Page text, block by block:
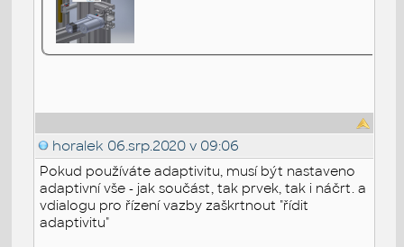
horalek 06.srp.2020 v 09:06
Pokud používáte adaptivitu, musí být nastaveno
adaptivní vše - jak součást, tak prvek, tak i náčrt. a
vdialogu pro řízení vazby zaškrtnout "řídit
adaptivitu"